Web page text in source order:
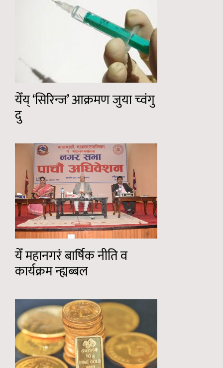
येँय् ‘सिरिन्ज’ आक्रमण जुया च्वंगु
दु
येँ महानगरं बार्षिक नीति व
कार्यक्रम न्ह्यब्बल